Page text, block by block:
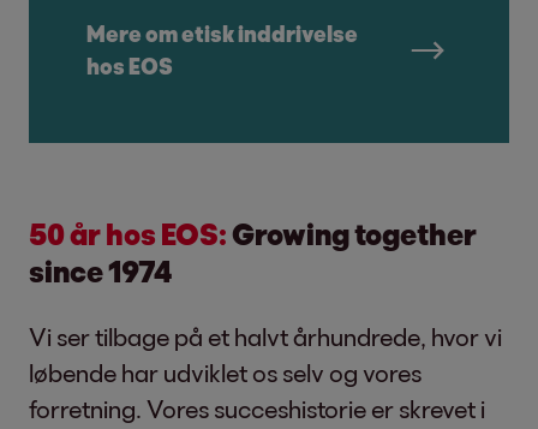
Mere om etisk inddrivelse
hos EOS
50 år hos EOS:Growing together
since 1974
Vi ser tilbage på et halvt århundrede, hvor vi
løbende har udviklet os selv og vores
forretning. Vores succeshistorie er skrevet i